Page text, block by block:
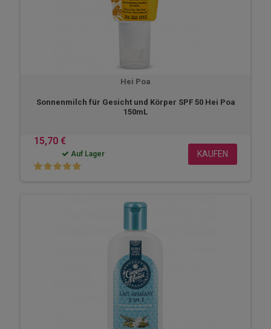
Hei Poa
Sonnenmilch für Gesicht und Körper SPF 50 Hei Poa
150mL
15,70 €
Auf Lager KAUFEN